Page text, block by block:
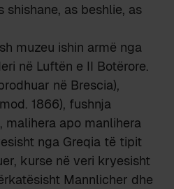
shishane, as beshlie, as
muzeu ishin armë nga
në Luftën e II Botërore.
në Brescia),
1866), fushnja
malihera apo manlihera
nga Greqia të tipit
kurse në veri kryesisht
Mannlicher dhe